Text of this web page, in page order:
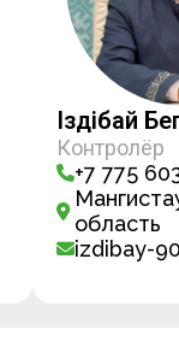
Іздібай
Контролёр
+7 775
область
izdibay-